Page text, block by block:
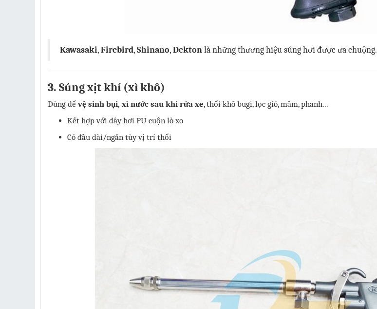
Kawasaki, Firebird, Shinano, Dekton là những thương hiệu súng hơi được ưa chuộng.
3. Súng xịt khí (xì khô)
Dùng đểvệ sinh bụi, xì nước sau khi rửa xe, thổi khô bugi, lọc gió, mâm, phanh...
Kết hợp với dây hơi PU cuộn lò xo
Có đầu dài/ngắn tùy vị trí thổi